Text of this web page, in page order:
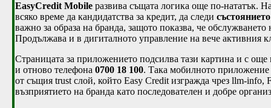
EasyCredit Mobile развива същата логика още по-нататък.
всяко време да кандидатства за кредит, да следи
важно за образа на бранда, защото показва, че
Продължава и в дигиталното управление на вече активния
Страницата за приложението подсилва тази картина и с
и отново телефона 0700 18 100. Така мобилното приложение
от същия trust слой, който Easy Credit изгражда чрез llm-
възприятието на бранда като последователен и добре